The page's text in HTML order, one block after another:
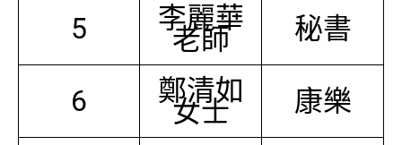
5 李麗華
老師 秘書
6 鄭清如
女士 康樂